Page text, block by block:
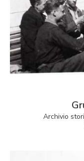
Archivio